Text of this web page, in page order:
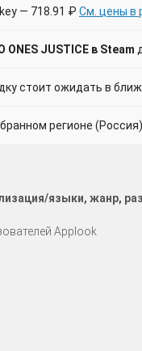
— 718.91 ₽ См. цены в
ONES JUSTICE в Steam
стоит ожидать в
регионе
языки, жанр,
Applook